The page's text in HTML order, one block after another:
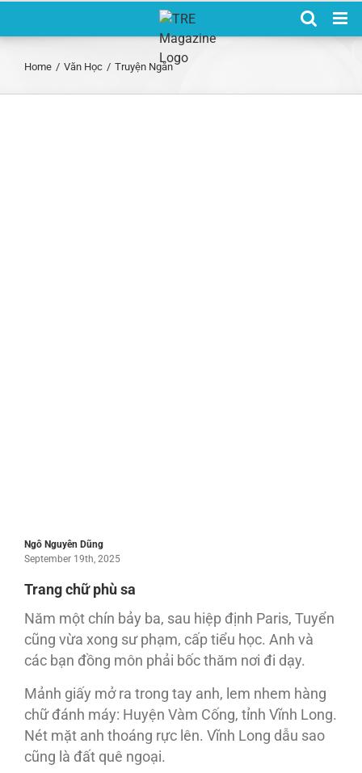
Home / Văn Học / Truyện Ngắn
Ngô Nguyên Dũng
September 19th, 2025
Trang chữ phù sa
Năm một chín bảy ba, sau hiệp định Paris, Tuyển
cũng vừa xong sư phạm, cấp tiểu học. Anh và
các bạn đồng môn phải bốc thăm nơi đi dạy.
Mảnh giấy mở ra trong tay anh, lem nhem hàng
chữ đánh máy: Huyện Vàm Cống, tỉnh Vĩnh Long.
Nét mặt anh thoáng rực lên. Vĩnh Long dẫu sao
cũng là đất quê ngoại.